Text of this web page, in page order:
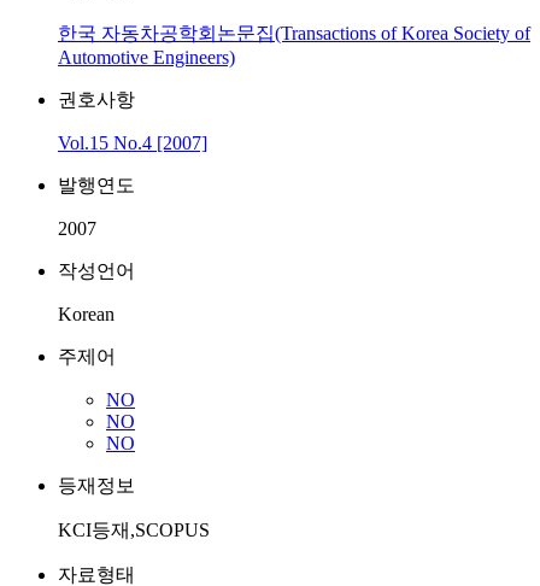
한국 자동차공학회논문집(Transactions of Korea Society of
Automotive Engineers)
권호사항
Vol.15 No.4 [2007]
발행연도
2007
작성언어
Korean
주제어
NO
NO
NO
등재정보
KCI등재,SCOPUS
자료형태